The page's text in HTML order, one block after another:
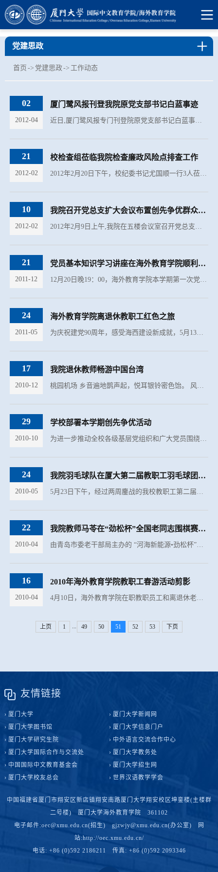
党建思政
首页 -> 党建思政-> 工作动态
02
2012-04
厦门鹭风报刊登我院原党支部书记白蓝事迹
近日,厦门鹭风报专门刊登院原党支部书记白蓝事迹,讲述白蓝老师不平凡的人生。全文如下： 动荡世界，赋予了白蓝不平凡的人生。从被日军抓去当苦力、目睹亲人遭日军迫害，到加入地下党，与战友们共生死，再到教书育...
21
2012-02
校检查组莅临我院检查廉政风险点排查工作
2012年2月20日下午，校纪委书记尤国顺一行3人莅临我院检查风险点排查工作，学院党政领导班子成员在五楼会议室向工作组汇报了我院的工作开展情况。 党总支书记陈志伟首先向检查组汇报了我院此项工作开展情况。学院...
10
2012-02
我院召开党总支扩大会议布置创先争优群众评议工作
2012年2月9日上午,我院在五楼会议室召开党总支扩大会议,就创先争优群众评议工作进行布置。会议由总支书记陈志伟主持，全体党总支委员、各支部书记及工会主席参加了会议。 陈书记首先组织大家学习了校发《关于对基...
21
2011-12
党员基本知识学习讲座在海外教育学院顺利举办
12月20日晚19：00，海外教育学院本学期第一次党课在联兴楼102教室举行，内容为党员发展基本知识学习，主讲人为学院党务秘书杨晓燕老师。包括学生党员、入党积极分子和入党申请人在内的共计54人参加了学习。 党课...
24
2011-05
海外教育学院离退休教职工红色之旅
为庆祝建党90周年，感受海西建设新成就，5月13日，海外教育学院离退休党支部组织学院离退休教职工开展红色翔安一日游。 活动安排为一天的时间，早上到翔安参观彭德清纪念室。彭德清将军是翔安彭厝人，他曾参加过...
17
2010-12
我院退休教师畅游中国台湾
桃园机场 乡音遍地鹊声起，悦耳银铃密色饴。 风土人情缘血脉，春天气象季冬里。 游台湾有感 憧憬宝岛何锦秀，亲临其境如品酒。 经年积淀成佳酿，五味十全啥都有。 日月潭水何处流，阿里神木几春秋。 鹿港习俗古早...
29
2010-10
学校部署本学期创先争优活动
为进一步推动全校各级基层党组织和广大党员围绕学校中心工作，深入开展创先争优活动，推动党群共建创先争优工作，10月22日，学校创先争优活动动员部署会在克立楼三楼会议室召开，回顾总结前阶段创先争优活动开展...
24
2010-05
我院羽毛球队在厦大第二届教职工羽毛球团体赛获得佳绩
5月23日下午，经过两周鏖战的我校教职工第二届羽毛球团体比赛落下帷幕，我院羽毛球队挺进四强，夺得了团体第四名的好成绩。 五月十六日上午八点半，我校第二届教职工羽毛球团体赛在南光风雨球场拉开帷幕。本次比...
22
2010-04
我院教师马苓在“劲松杯”全国老同志围棋赛中获得佳绩
由青岛市委老干部局主办的 “河海新能源•劲松杯”第24届全国老同志围棋赛于2010年4月6日至12日在青岛举行，我院教师马苓在比赛中获得佳绩。 “劲松杯”全国老同志围棋赛自1983开始举办，原名“陈毅杯”，后改名...
16
2010-04
2010年海外教育学院教职工春游活动剪影
4月10日，海外教育学院在职教职员工和离退休老师在学院工会的组织下前往同安金光湖踏青。 金光湖原始次森林区有着闽南“西双版纳”之美誉，地处厦门同安、集美、漳州长泰交界处的同安区莲花镇内田村，距同安城区2...
上页 1 49 50 51 52 53 下页
友情链接
厦门大学
厦门大学新闻网
厦门大学图书馆
厦门大学信息门户
厦门大学研究生院
中外语言交流合作中心
厦门大学国际合作与交流处
厦门大学教务处
中国国际中文教育基金会
厦门大学招生网
厦门大学校友总会
世界汉语教学学会
中国福建省厦门市翔安区新店镇翔安南路厦门大学翔安校区坤銮楼(主楼群
二号楼) 厦门大学海外教育学院 361102
电子邮件:oec@xmu.edu.cn(招生) gjzwjy@xmu.edu.cn(办公室) 网
站:http://oec.xmu.edu.cn/
电话: +86 (0)592 2186211 传真: +86 (0)592 2093346